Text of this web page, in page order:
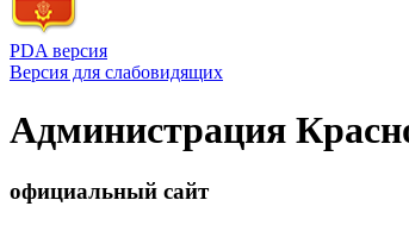
PDA версия
Версия для слабовидящих
Администрация
официальный сайт